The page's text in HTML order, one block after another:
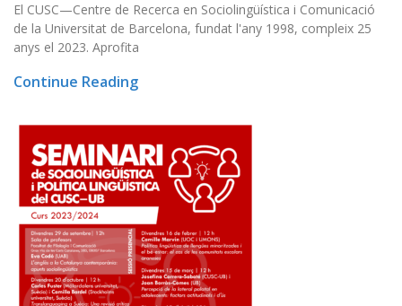
El CUSC—Centre de Recerca en Sociolingüística i Comunicació
de la Universitat de Barcelona, fundat l'any 1998, compleix 25
anys el 2023. Aprofita
Continue Reading